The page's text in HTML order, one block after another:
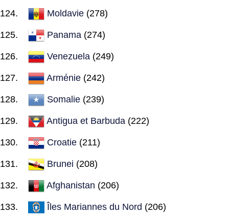
Moldavie (278)
Panama (274)
Venezuela (249)
Arménie (242)
Somalie (239)
Antigua et Barbuda (222)
Croatie (211)
Brunei (208)
Afghanistan (206)
Îles Mariannes du Nord (206)